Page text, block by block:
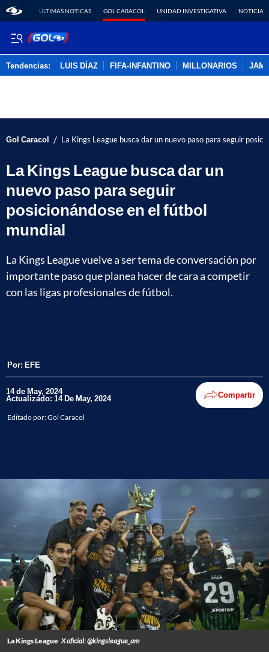
ÚLTIMAS NOTICAS GOL CARACOL UNIDAD INVESTIGATIVA NOTICIAS
Tendencias: LUIS DÍAZ FIFA-INFANTINO MILLONARIOS
Gol Caracol / La Kings League busca dar un nuevo paso para seguir
La Kings League busca dar un
nuevo paso para seguir
posicionándose en el fútbol
mundial
La Kings League vuelve a ser tema de conversación por
importante paso que planea hacer de cara a competir
con las ligas profesionales de fútbol.
Por: EFE
14 de May, 2024
Actualizado: 14 De May, 2024 Compartir
Editado por:Gol Caracol
La Kings League X oficial: @kingsleague_am